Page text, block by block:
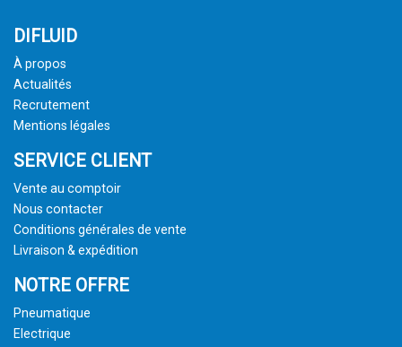
DIFLUID
À propos
Actualités
Recrutement
Mentions légales
SERVICE CLIENT
Vente au comptoir
Nous contacter
Conditions générales de vente
Livraison & expédition
NOTRE OFFRE
Pneumatique
Electrique